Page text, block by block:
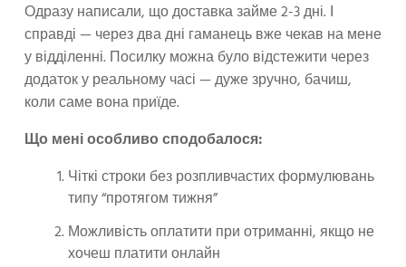
Одразу написали, що доставка займе 2-3 дні. І
справді — через два дні гаманець вже чекав на мене
у відділенні. Посилку можна було відстежити через
додаток у реальному часі — дуже зручно, бачиш,
коли саме вона приїде.
Що мені особливо сподобалося:
Чіткі строки без розпливчастих формулювань
типу “протягом тижня”
Можливість оплатити при отриманні, якщо не
хочеш платити онлайн